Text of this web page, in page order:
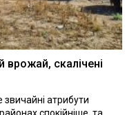
скалічені
атрибути